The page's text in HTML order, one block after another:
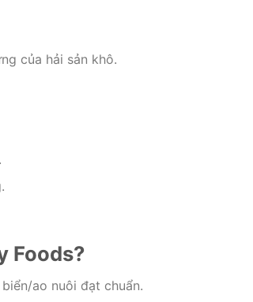
của hải sản khô.
Foods?
ao nuôi đạt chuẩn.